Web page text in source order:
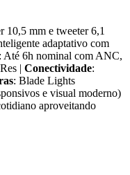
10,5 mm e tweeter 6,1
adaptativo com
: Até 6h nominal com ANC,
| Conectividade:
: Blade Lights
e visual moderno)
aproveitando